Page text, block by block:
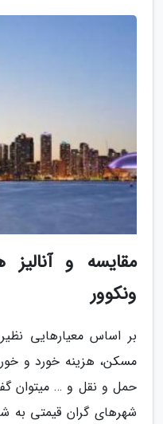
مقایسه و آنالیز
ونکوور
بر اساس معیارهایی
مسکن، هزینه خورد و
شهرهای گران قیمتی به